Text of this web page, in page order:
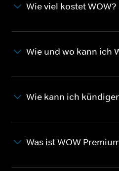
Wie viel kostet WOW?
Wie und wo kann ich
Wie kann ich
Was ist WOW